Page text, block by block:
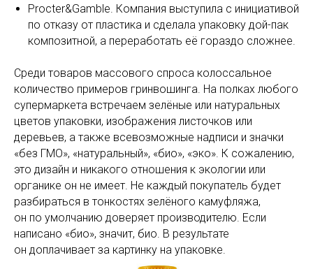
Procter&Gamble. Компания выступила с инициативой
по отказу от пластика и сделала упаковку дой-пак
композитной, а переработать её гораздо сложнее.
Среди товаров массового спроса колоссальное
количество примеров гринвошинга. На полках любого
супермаркета встречаем зелёные или натуральных
цветов упаковки, изображения листочков или
деревьев, а также всевозможные надписи и значки
«без ГМО», «натуральный», «био», «эко». К сожалению,
это дизайн и никакого отношения к экологии или
органике он не имеет. Не каждый покупатель будет
разбираться в тонкостях зелёного камуфляжа,
он по умолчанию доверяет производителю. Если
написано «био», значит, био. В результате
он доплачивает за картинку на упаковке.